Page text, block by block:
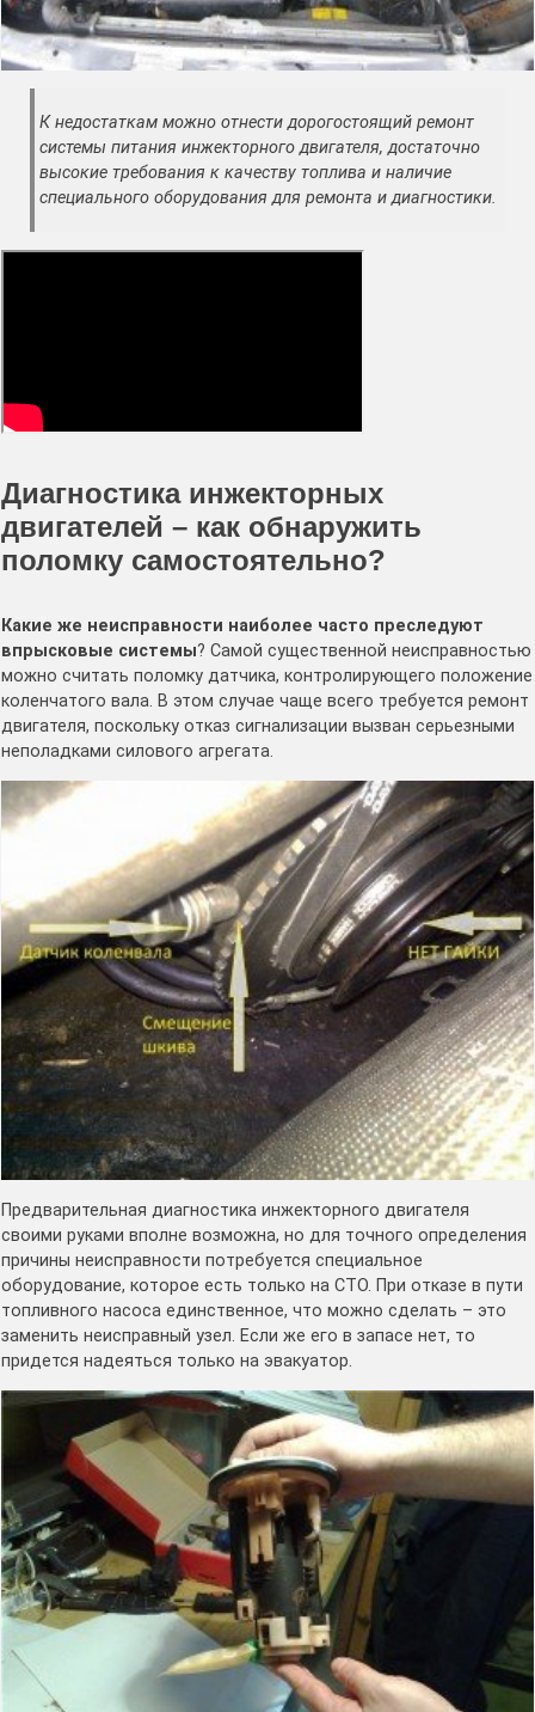
К недостаткам можно отнести дорогостоящий ремонт
системы питания инжекторного двигателя, достаточно
высокие требования к качеству топлива и наличие
специального оборудования для ремонта и диагностики.
Диагностика инжекторных
двигателей – как обнаружить
поломку самостоятельно?
Какие же неисправности наиболее часто преследуют
впрысковые системы? Самой существенной неисправностью
можно считать поломку датчика, контролирующего положение
коленчатого вала. В этом случае чаще всего требуется ремонт
двигателя, поскольку отказ сигнализации вызван серьезными
неполадками силового агрегата.
Предварительная диагностика инжекторного двигателя
своими руками вполне возможна, но для точного определения
причины неисправности потребуется специальное
оборудование, которое есть только на СТО. При отказе в пути
топливного насоса единственное, что можно сделать – это
заменить неисправный узел. Если же его в запасе нет, то
придется надеяться только на эвакуатор.